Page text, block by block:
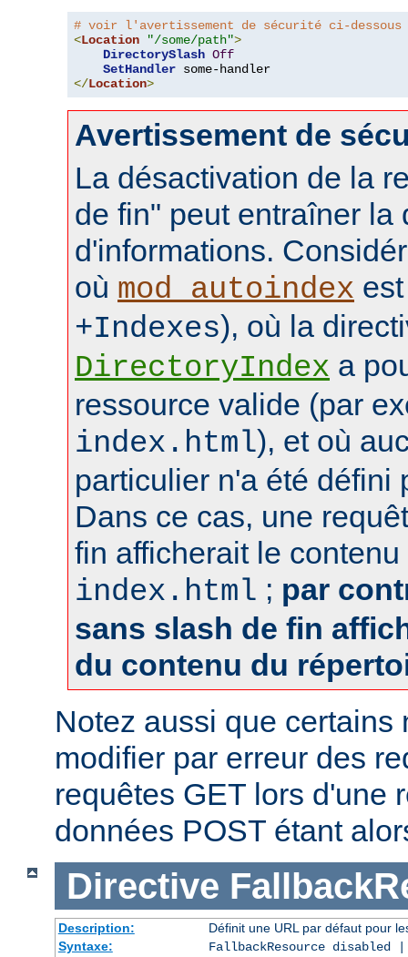
# voir l'avertissement de sécurité ci-
<Location "/some/path">
DirectorySlash Off
SetHandler
</Location>
Avertissement de
La désactivation de la
de fin" peut entraîner la
d'informations.
où mod_autoindex
+Indexes), où la
DirectoryIndex a
ressource valide (par
index.html), et où
particulier n'a été défini
Dans ce cas, une
fin afficherait le
index.html ; par
sans slash de fin
du contenu du
Notez aussi que certains
modifier par erreur des
requêtes GET lors d'une
données POST étant
Directive
Description:
Définit une URL par défaut pour
Syntaxe:
FallbackResource disabled